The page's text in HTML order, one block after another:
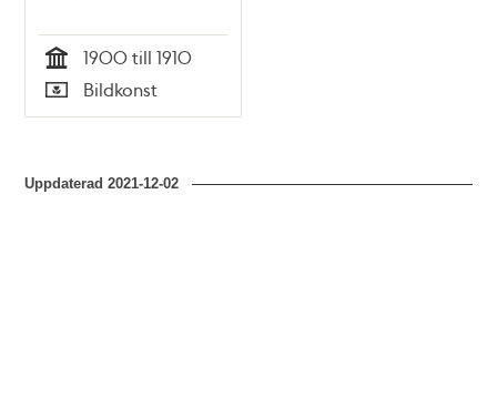
Tid
1900 till 1910
Typ
Bildkonst
Uppdaterad2021-12-02